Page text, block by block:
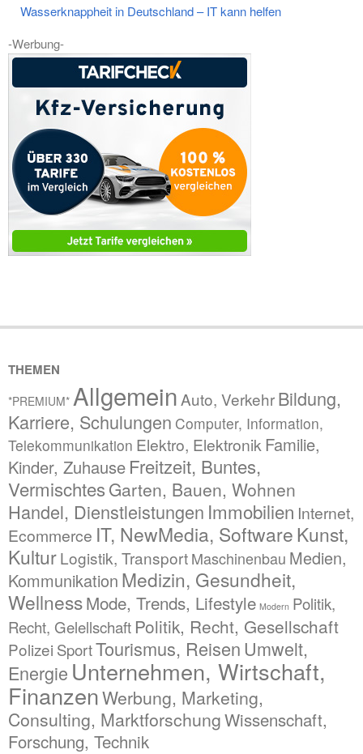
Wasserknappheit in Deutschland – IT kann helfen
-Werbung-
THEMEN
*PREMIUM* Allgemein Auto, VerkehrBildung,
Karriere, Schulungen Computer, Information,
Telekommunikation Elektro, Elektronik Familie,
Kinder, Zuhause Freitzeit, Buntes,
Vermischtes Garten, Bauen, Wohnen
Handel, Dienstleistungen Immobilien Internet,
Ecommerce IT, NewMedia, SoftwareKunst,
KulturLogistik, TransportMaschinenbau Medien,
Kommunikation Medizin, Gesundheit,
WellnessMode, Trends, Lifestyle Modern Politik,
Recht, Gelellschaft Politik, Recht, Gesellschaft
Polizei SportTourismus, Reisen Umwelt,
Energie Unternehmen, Wirtschaft,
FinanzenWerbung, Marketing,
Consulting, MarktforschungWissenschaft,
Forschung, Technik